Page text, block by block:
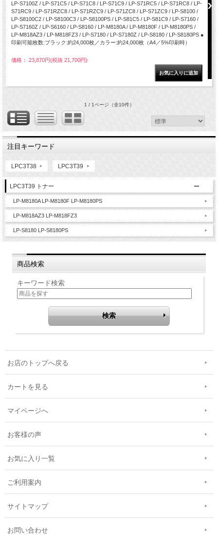
LP-S7100Z / LP-S71C5 / LP-S71C8 / LP-S71C9 / LP-S71RC5 / LP-S71RC8 / LP-
S71RC9 / LP-S71RZC8 / LP-S71RZC9 / LP-S71ZC8 / LP-S71ZC9 / LP-S8100 /
LP-S8100C2 / LP-S8100C3 / LP-S8100PS / LP-S81C5 / LP-S81C9 / LP-S7160 /
LP-S7160Z / LP-S6160 / LP-S8160 / LP-M8180A / LP-M8180F / LP-M8180PS /
LP-M818AZ3 / LP-M818FZ3 / LP-S7180 / LP-S7180Z / LP-S8180 / LP-S8180PS ●
印刷可能枚数:ブラック:約24,000枚／カラー:約24,000枚（A4／5%印刷時）
価格： 23,870円(税抜 21,700円)
1 / 1ページ（全10件）
注目キーワード
LPC3T38 LPC3T39
LPC3T39 トナー
LP-M8180A LP-M8180F LP-M8180PS
LP-M818AZ3 LP-M818FZ3
LP-S8180 LP-S8180PS
商品検索
キーワード検索
お店のトップへ戻る
カートを見る
マイページへ
お客様の声
お気に入り一覧
ご利用案内
サイトマップ
お問い合わせ